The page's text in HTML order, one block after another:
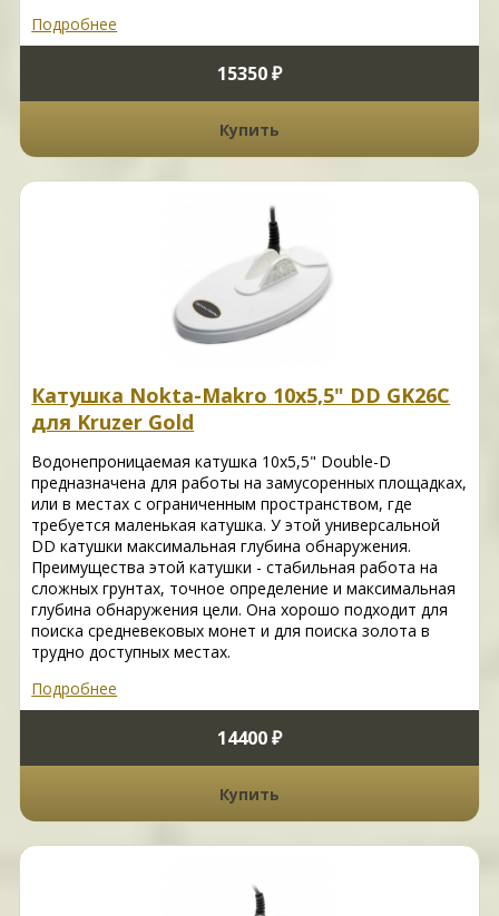
Подробнее
15350 ₽
Купить
Катушка Nokta-Makro 10x5,5" DD GK26C
для Kruzer Gold
Водонепроницаемая катушка 10x5,5" Double-D
предназначена для работы на замусоренных площадках,
или в местах с ограниченным пространством, где
требуется маленькая катушка. У этой универсальной
DD катушки максимальная глубина обнаружения.
Преимущества этой катушки - стабильная работа на
сложных грунтах, точное определение и максимальная
глубина обнаружения цели. Она хорошо подходит для
поиска средневековых монет и для поиска золота в
трудно доступных местах.
Подробнее
14400 ₽
Купить